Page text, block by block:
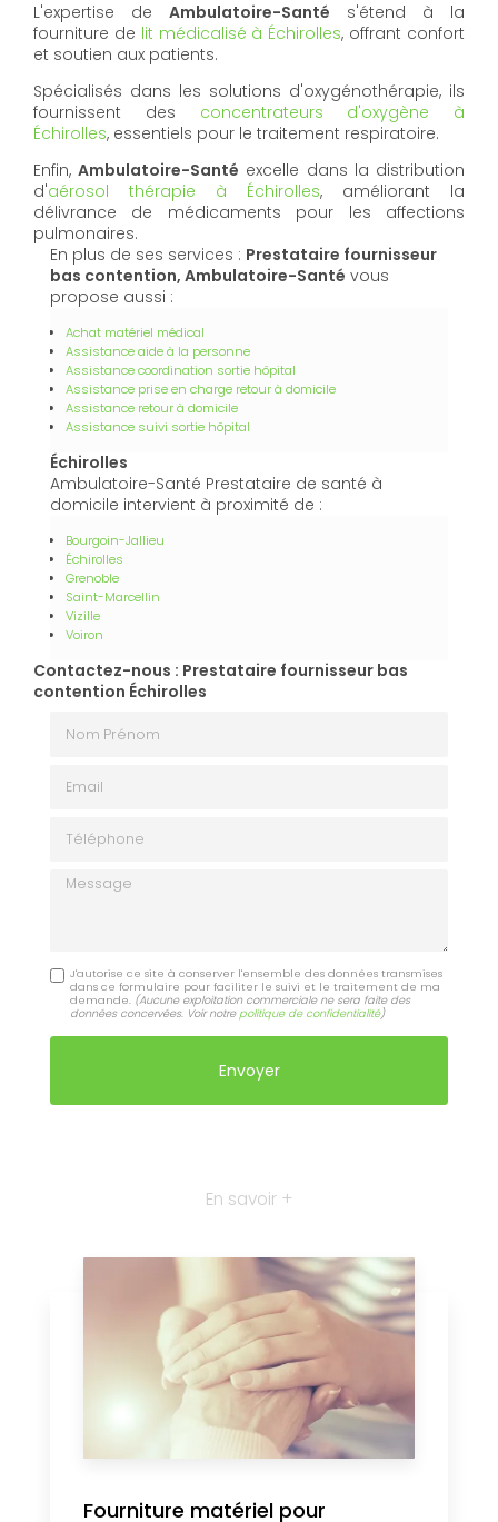
L'expertise de Ambulatoire-Santé s'étend à la
fourniture de lit médicalisé à Échirolles, offrant confort
et soutien aux patients.
Spécialisés dans les solutions d'oxygénothérapie, ils
fournissent des concentrateurs d'oxygène à
Échirolles, essentiels pour le traitement respiratoire.
Enfin,Ambulatoire-Santé excelle dans la distribution
d'aérosol thérapie à Échirolles, améliorant la
délivrance de médicaments pour les affections
pulmonaires.
En plus de ses services : Prestataire fournisseur
bas contention, Ambulatoire-Santé vous
propose aussi :
Achat matériel médical
Assistance aide à la personne
Assistance coordination sortie hôpital
Assistance prise en charge retour à domicile
Assistance retour à domicile
Assistance suivi sortie hôpital
Échirolles
Ambulatoire-Santé Prestataire de santé à
domicile intervient à proximité de :
Bourgoin-Jallieu
Échirolles
Grenoble
Saint-Marcellin
Vizille
Voiron
Contactez-nous : Prestataire fournisseur bas
contention Échirolles
Message
J'autorise ce site à conserver l'ensemble des données transmises
dans ce formulaire pour faciliter le suivi et le traitement de ma
demande. (Aucune exploitation commerciale ne sera faite des
données concervées. Voir notre politique de confidentialité)
En savoir +
Fourniture matériel pour